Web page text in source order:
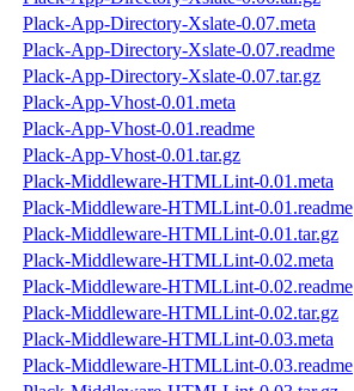
Plack-App-Directory-Xslate-0.07.meta
Plack-App-Directory-Xslate-0.07.readme
Plack-App-Directory-Xslate-0.07.tar.gz
Plack-App-Vhost-0.01.meta
Plack-App-Vhost-0.01.readme
Plack-App-Vhost-0.01.tar.gz
Plack-Middleware-HTMLLint-0.01.meta
Plack-Middleware-HTMLLint-0.01.readme
Plack-Middleware-HTMLLint-0.01.tar.gz
Plack-Middleware-HTMLLint-0.02.meta
Plack-Middleware-HTMLLint-0.02.readme
Plack-Middleware-HTMLLint-0.02.tar.gz
Plack-Middleware-HTMLLint-0.03.meta
Plack-Middleware-HTMLLint-0.03.readme